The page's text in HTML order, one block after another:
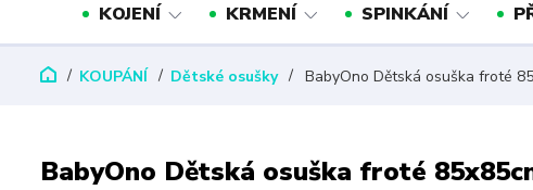
KOJENÍ KRMENÍ SPINKÁNÍ
KOUPÁNÍ Dětské osušky BabyOno Dětská osuška froté
BabyOno Dětská osuška froté